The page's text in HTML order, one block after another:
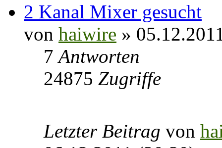
2 Kanal Mixer gesucht
von haiwire »
7Antworten
24875 Zugriffe
Letzter Beitrag von